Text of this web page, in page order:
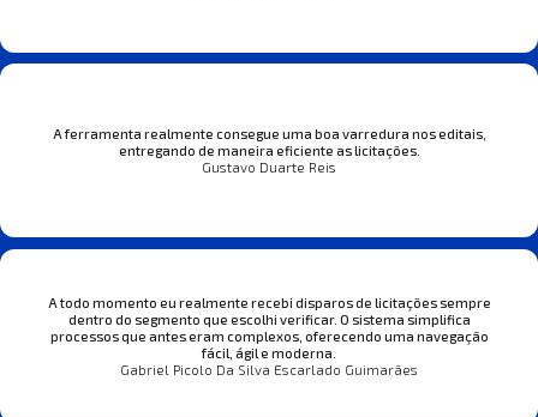
A ferramenta realmente consegue uma boa varredura nos editais,
entregando de maneira eficiente as licitações.
Gustavo Duarte Reis
A todo momento eu realmente recebi disparos de licitações sempre
dentro do segmento que escolhi verificar. O sistema simplifica
processos que antes eram complexos, oferecendo uma navegação
fácil, ágil e moderna.
Gabriel Picolo Da Silva Escarlado Guimarães